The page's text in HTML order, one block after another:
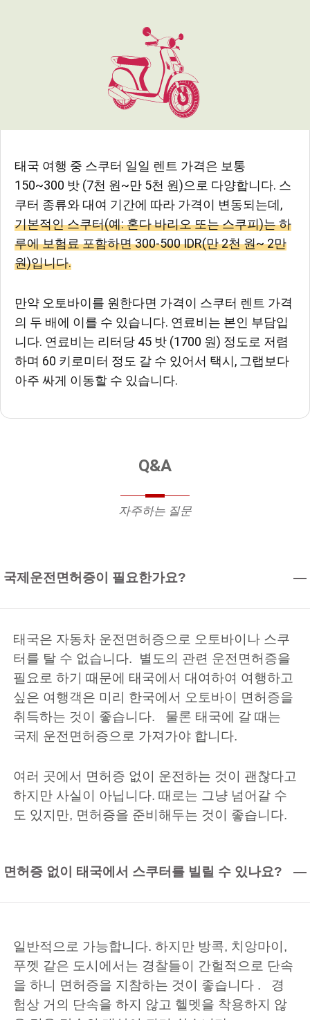
태국 여행 중 스쿠터 일일 렌트 가격은 보통
150~300 밧 (7천 원~만 5천 원)으로 다양합니다. 스
쿠터 종류와 대여 기간에 따라 가격이 변동되는데,
기본적인 스쿠터(예: 혼다 바리오 또는 스쿠피)는 하
루에 보험료 포함하면 300-500 IDR(만 2천 원~ 2만
원)입니다.
만약 오토바이를 원한다면 가격이 스쿠터 렌트 가격
의 두 배에 이를 수 있습니다. 연료비는 본인 부담입
니다. 연료비는 리터당 45 밧 (1700 원) 정도로 저렴
하며 60 키로미터 정도 갈 수 있어서 택시, 그랩보다
아주 싸게 이동할 수 있습니다.
Q&A
자주하는 질문
국제운전면허증이 필요한가요?
태국은 자동차 운전면허증으로 오토바이나 스쿠
터를 탈 수 없습니다. 별도의 관련 운전면허증을
필요로 하기 때문에 태국에서 대여하여 여행하고
싶은 여행객은 미리 한국에서 오토바이 면허증을
취득하는 것이 좋습니다. 물론 태국에 갈 때는
국제 운전면허증으로 가져가야 합니다.
여러 곳에서 면허증 없이 운전하는 것이 괜찮다고
하지만 사실이 아닙니다. 때로는 그냥 넘어갈 수
도 있지만, 면허증을 준비해두는 것이 좋습니다.
면허증 없이 태국에서 스쿠터를 빌릴 수 있나요?
일반적으로 가능합니다. 하지만 방콕, 치앙마이,
푸껫 같은 도시에서는 경찰들이 간헐적으로 단속
을 하니 면허증을 지참하는 것이 좋습니다 . 경
험상 거의 단속을 하지 않고 헬멧을 착용하지 않